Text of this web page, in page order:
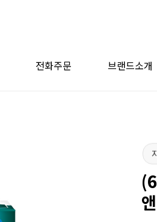
전화주문 브랜드소개